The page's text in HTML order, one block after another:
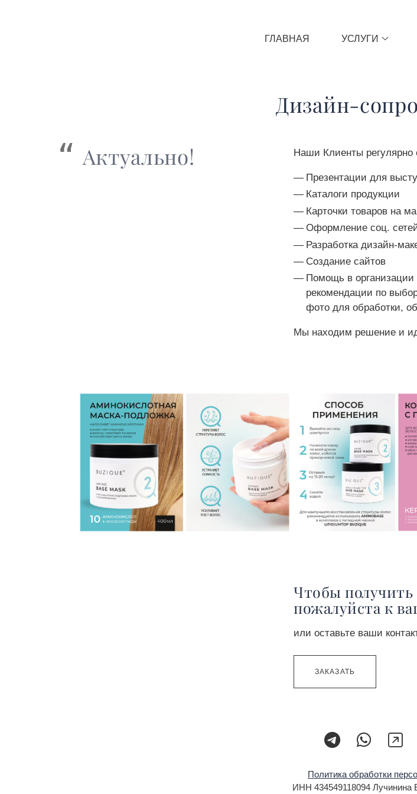
ГЛАВНАЯ УСЛУГИ
Дизайн-
Актуально!
Наши Клиенты регулярно
Презентации для
Каталоги продукции
Карточки товаров на
Оформление соц.
Разработка дизайн-
Создание сайтов
Помощь в
рекомендации по
фото для обработки,
Мы находим решение и
Чтобы получить
пожалуйста к
или оставьте ваши
ЗАКАЗАТЬ
Политика обработки
ИНН 434549118094 Лучинина